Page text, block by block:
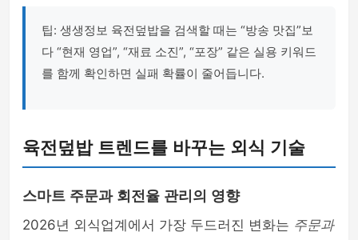
팁: 생생정보 육전덮밥을 검색할 때는 “방송 맛집”보
다 “현재 영업”, “재료 소진”, “포장” 같은 실용 키워드
를 함께 확인하면 실패 확률이 줄어듭니다.
육전덮밥 트렌드를 바꾸는 외식 기술
스마트 주문과 회전율 관리의 영향
2026년 외식업계에서 가장 두드러진 변화는 주문과